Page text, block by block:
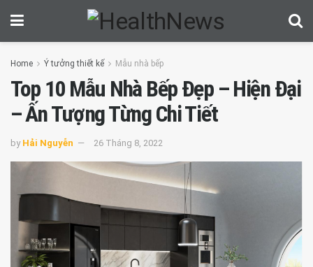
Home Ý tưởng thiết kế Mẫu nhà bếp
Top 10 Mẫu Nhà Bếp Đẹp – Hiện Đại
– Ấn Tượng Từng Chi Tiết
by Hải Nguyễn 26 Tháng 8, 2022